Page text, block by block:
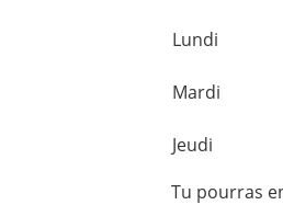
Lundi
Mardi
Jeudi
Tu pourras